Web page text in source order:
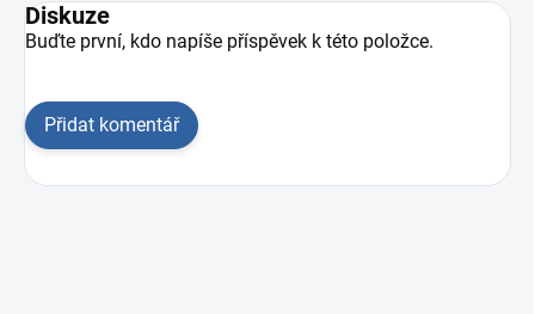
Diskuze
Buďte první, kdo napíše příspěvek k této položce.
Přidat komentář